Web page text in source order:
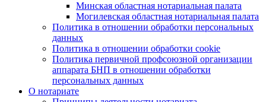
Минская областная нотариальная палата
Могилевская областная нотариальная палата
Политика в отношении обработки персональных
данных
Политика в отношении обработки cookie
Политика первичной профсоюзной организации
аппарата БНП в отношении обработки
персональных данных
О нотариате